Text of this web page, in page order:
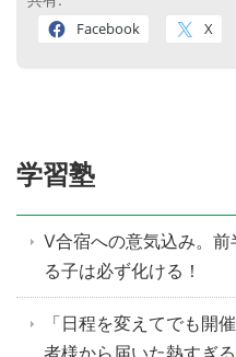
Facebook X
学習塾
V合宿への意気込み。
る子は必ず化ける！
「日程を変えてでも開
者様から届いた熱すぎ